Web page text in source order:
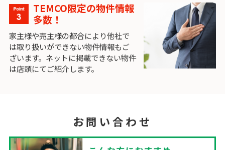
TEMCO限定の物件情報
多数！
家主様や売主様の都合により他社で
は取り扱いができない物件情報もご
ざいます。ネットに掲載できない物件
は店頭にてご紹介します。
お問い合わせ